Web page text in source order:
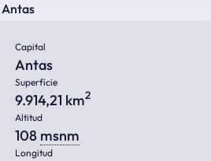
Capital
Antas
Superficie
9.914,21 km2
Altitud
108 msnm
Longitud